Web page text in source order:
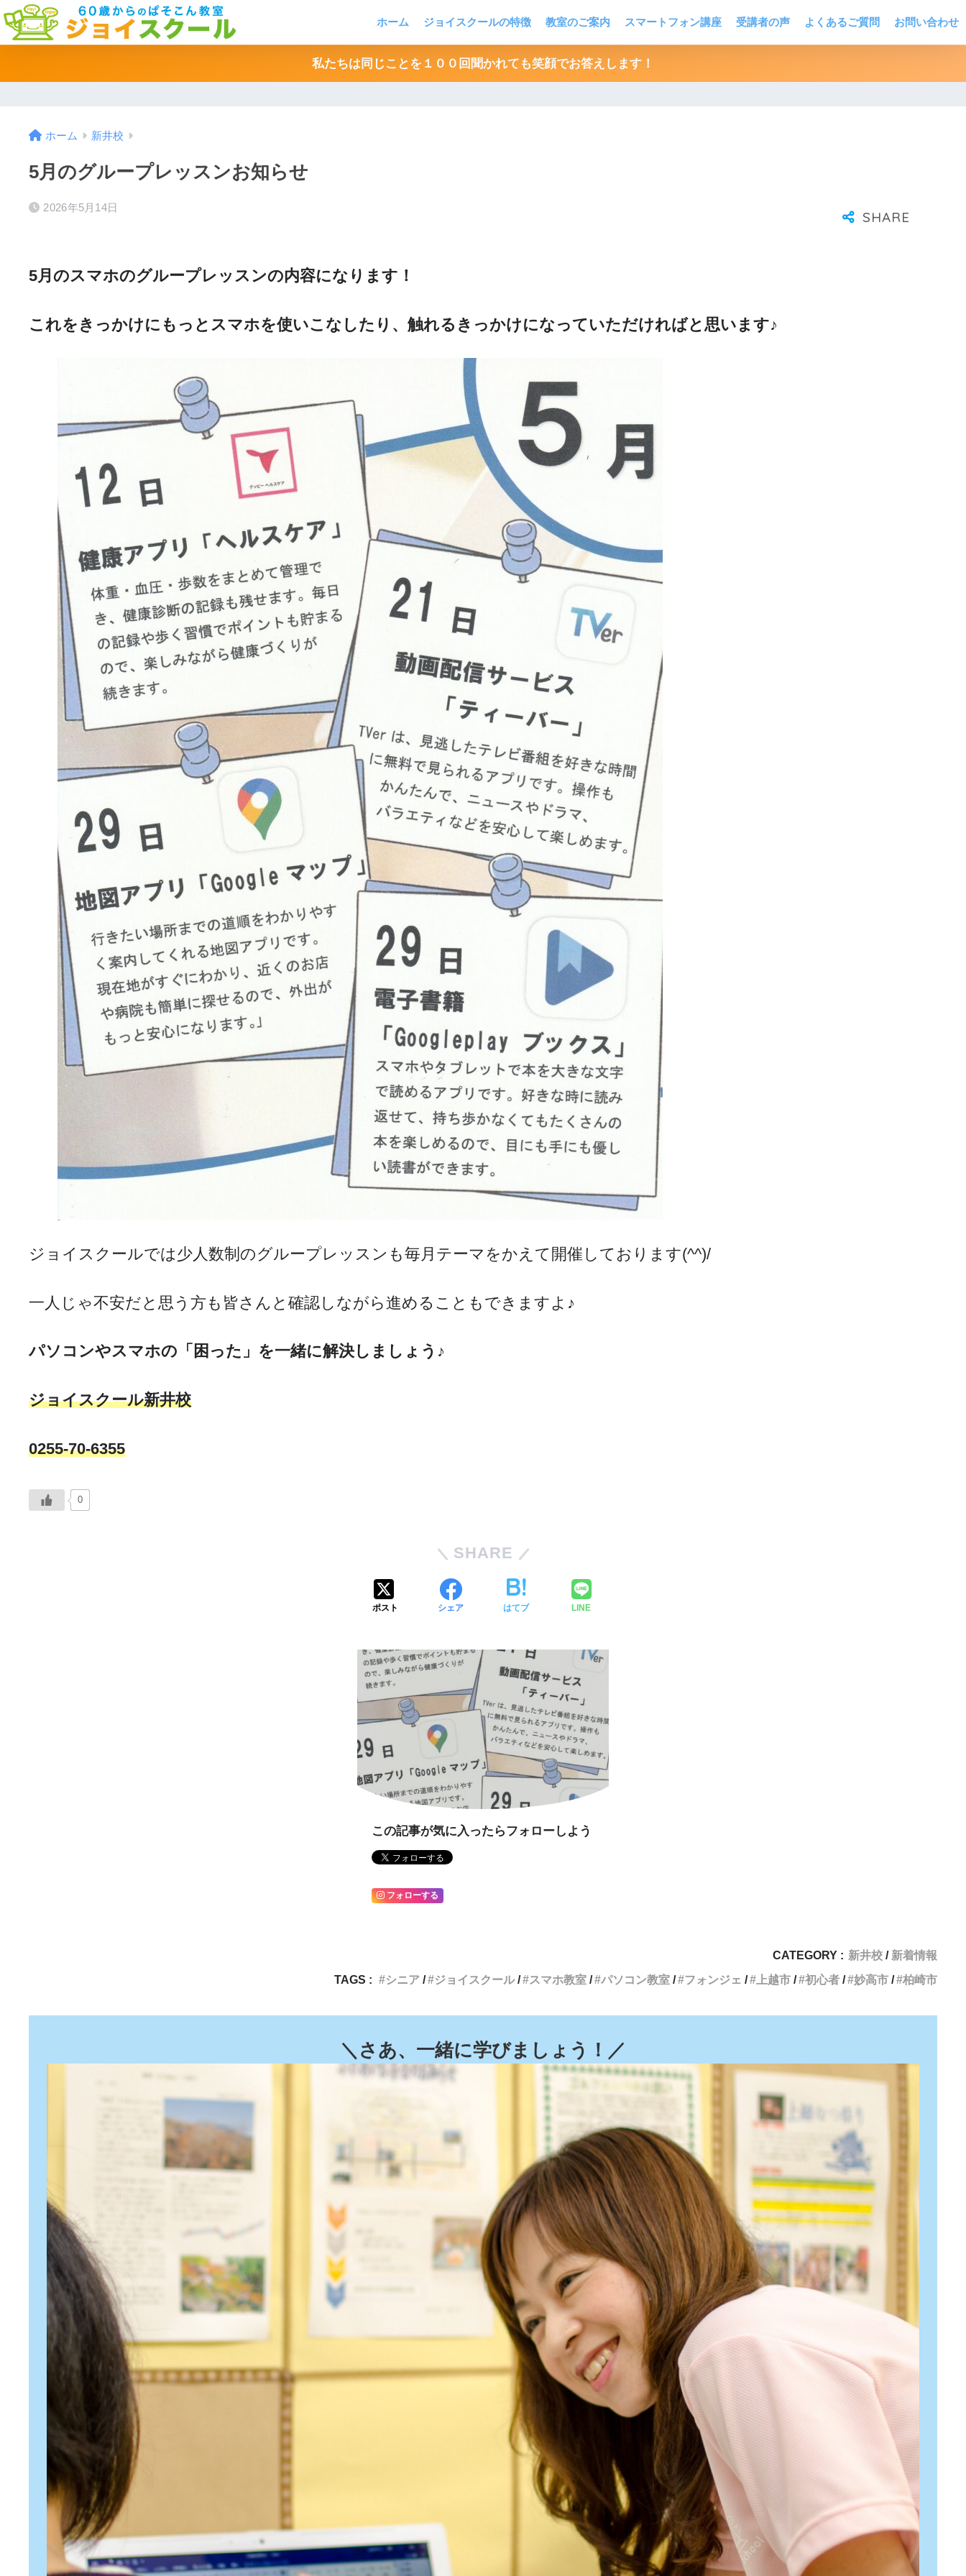
ホーム ジョイスクールの特徴 教室のご案内 スマートフォン講座 受講者の声 よくあるご質問 お問い合わせ
私たちは同じことを１００回聞かれても笑顔でお答えします！
ホーム 新井校
5月のグループレッスンお知らせ
2026年5月14日
5月のスマホのグループレッスンの内容になります！
これをきっかけにもっとスマホを使いこなしたり、触れるきっかけになっていただければと思います♪
ジョイスクールでは少人数制のグループレッスンも毎月テーマをかえて開催しております(^^)/
一人じゃ不安だと思う方も皆さんと確認しながら進めることもできますよ♪
パソコンやスマホの「困った」を一緒に解決しましょう♪
ジョイスクール新井校
0255-70-6355
0
SHARE
ポスト シェア はてブ LINE
この記事が気に入ったらフォローしよう
フォローする
CATEGORY : 新井校
新着情報
TAGS :
シニア ジョイスクール スマホ教室 パソコン教室 フォンジェ 上越市 初心者 妙高市 柏崎市
＼さあ、一緒に学びましょう！／